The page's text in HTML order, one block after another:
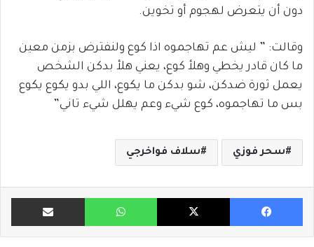
دون أن يتعرض لهجوم أو تخوين.
وقالت: ” ليش عم تهاجموه اذا كوع ولنفترض بزمن معين
ما كان قادر يخطي وهلأ كوع، يعني هلأ بدكن الشخص
يعمل ثورة ضدكن، شو بدكن ما يكوع، اللي بدو يكوع يكوع
بس ما تهاجموه، كوع شيء وعم يهلل شيء تاني”
سحر فوزي سلاف فواخرجي
فيسبوك X واتساب مشاركة